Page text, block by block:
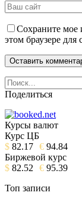
Сохраните мое
этом браузере
Поделиться
Курсы валют
Курс ЦБ
$ 82.17 € 94.84
Биржевой курс
$ 82.52 € 95.39
Топ записи